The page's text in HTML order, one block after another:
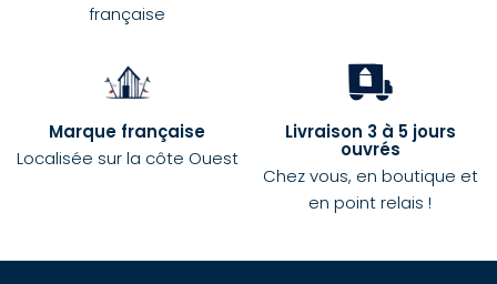
française
Marque française
Localisée sur la côte Ouest
Livraison 3 à 5 jours
ouvrés
Chez vous, en boutique et
en point relais !